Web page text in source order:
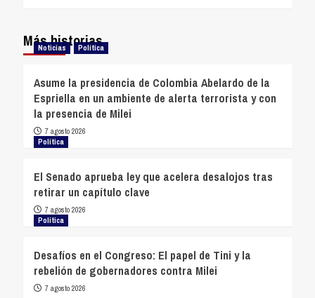
Más historias
Noticias Política
Asume la presidencia de Colombia Abelardo de la
Espriella en un ambiente de alerta terrorista y con
la presencia de Milei
7 agosto 2026
Política
El Senado aprueba ley que acelera desalojos tras
retirar un capítulo clave
7 agosto 2026
Política
Desafíos en el Congreso: El papel de Tini y la
rebelión de gobernadores contra Milei
7 agosto 2026